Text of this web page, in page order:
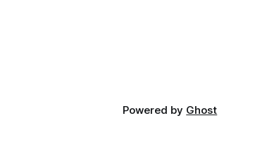
Powered by Ghost